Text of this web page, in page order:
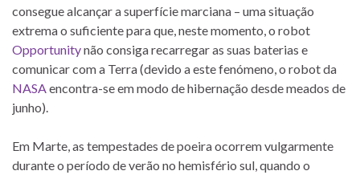
consegue alcançar a superfície marciana – uma situação
extrema o suficiente para que, neste momento, o robot
Opportunitynão consiga recarregar as suas baterias e
comunicar com a Terra (devido a este fenómeno, o robot da
NASA encontra-se em modo de hibernação desde meados de
junho).
Em Marte, as tempestades de poeira ocorrem vulgarmente
durante o período de verão no hemisfério sul, quando o